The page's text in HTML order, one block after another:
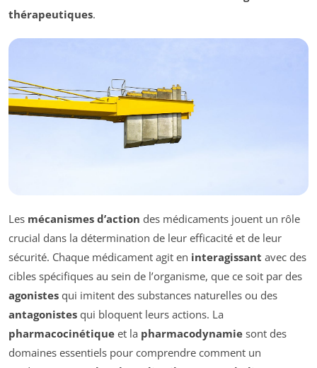
thérapeutiques.
Les mécanismes d’action des médicaments jouent un rôle
crucial dans la détermination de leur efficacité et de leur
sécurité. Chaque médicament agit en interagissant avec des
cibles spécifiques au sein de l’organisme, que ce soit par des
agonistes qui imitent des substances naturelles ou des
antagonistes qui bloquent leurs actions. La
pharmacocinétique et la pharmacodynamie sont des
domaines essentiels pour comprendre comment un